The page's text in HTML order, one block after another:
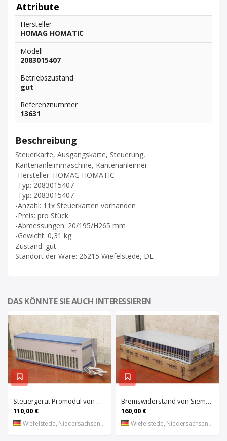
Attribute
Hersteller
HOMAG HOMATIC
Modell
2083015407
Betriebszustand
gut
Referenznummer
13631
Beschreibung
Steuerkarte, Ausgangskarte, Steuerung,
Kantenanleimmaschine, Kantenanleimer
-Hersteller: HOMAG HOMATIC
-Typ: 2083015407
-Typ: 2083015407
-Anzahl: 11x Steuerkarten vorhanden
-Preis: pro Stück
-Abmessungen: 20/195/H265 mm
-Gewicht: 0,31 kg
Zustand: gut
Standort der Ware: 26215 Wiefelstede, DE
DAS KÖNNTE SIE AUCH INTERESSIEREN
Steuergerät Promodul von Schleicher Ilsemann – KEG 24-30 KCD 1
110,00 €
Wiefelstede, Niedersachsen, DE
Bremswiderstand von Siemens – 6SL3100-1BE21-3AA0
160,00 €
Wiefelstede, Niedersachsen, DE